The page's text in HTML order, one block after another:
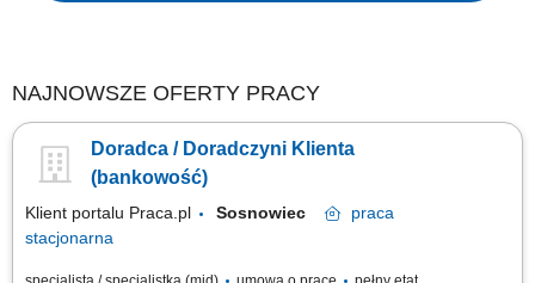
NAJNOWSZE OFERTY PRACY
Doradca / Doradczyni Klienta
(bankowość)
Klient portalu Praca.pl Sosnowiec
praca
stacjonarna